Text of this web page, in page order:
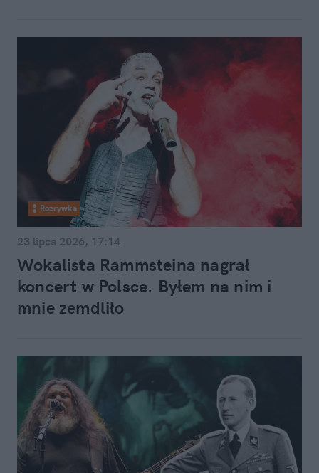
Rozrywka
23 lipca 2026, 17:14
Wokalista Rammsteina nagrał
koncert w Polsce. Byłem na nim i
mnie zemdliło